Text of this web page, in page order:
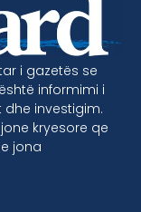
i gazetës se
informimi i
investigim.
kryesore qe
jona